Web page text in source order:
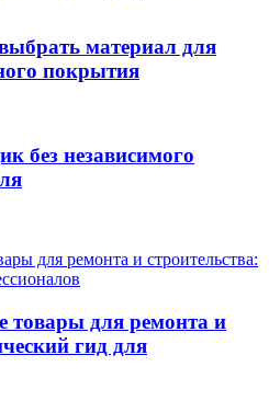
материал для
покрытия
без независимого
товары для ремонта и
гид для